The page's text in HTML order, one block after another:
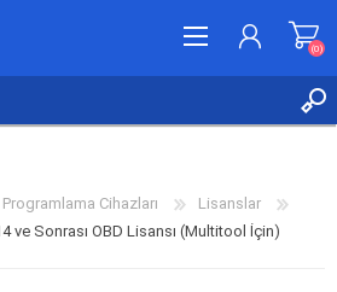
(0)
Programlama Cihazları
Lisanslar
ve Sonrası OBD Lisansı (Multitool İçin)